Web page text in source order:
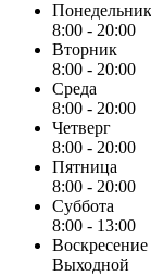
Понедельник
8:00 - 20:00
Вторник
8:00 - 20:00
Среда
8:00 - 20:00
Четверг
8:00 - 20:00
Пятница
8:00 - 20:00
Суббота
8:00 - 13:00
Воскресение
Выходной